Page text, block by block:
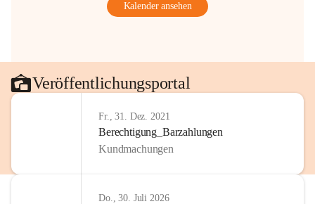
Kalender ansehen
Veröffentlichungsportal
Fr., 31. Dez. 2021
Berechtigung_Barzahlungen
Kundmachungen
Do., 30. Juli 2026